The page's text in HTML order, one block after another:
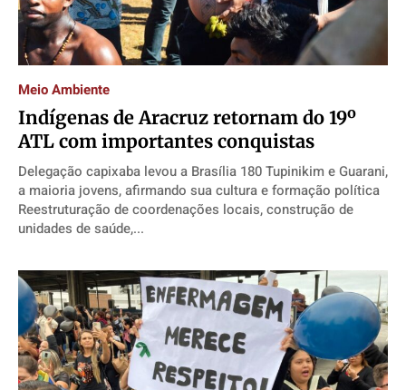
Meio Ambiente
Indígenas de Aracruz retornam do 19º
ATL com importantes conquistas
Delegação capixaba levou a Brasília 180 Tupinikim e Guarani,
a maioria jovens, afirmando sua cultura e formação política
Reestruturação de coordenações locais, construção de
unidades de saúde,...